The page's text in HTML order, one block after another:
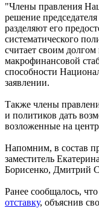
"Члены правления
решение
разделяют его
систематического
считает своим
макрофинансовой
способности
заявлении.
Также члены
и политиков дать
возложенные на
Напомним, в состав
заместитель
Борисенко, Дмитрий
Ранее сообщалось, что
отставку, объяснив